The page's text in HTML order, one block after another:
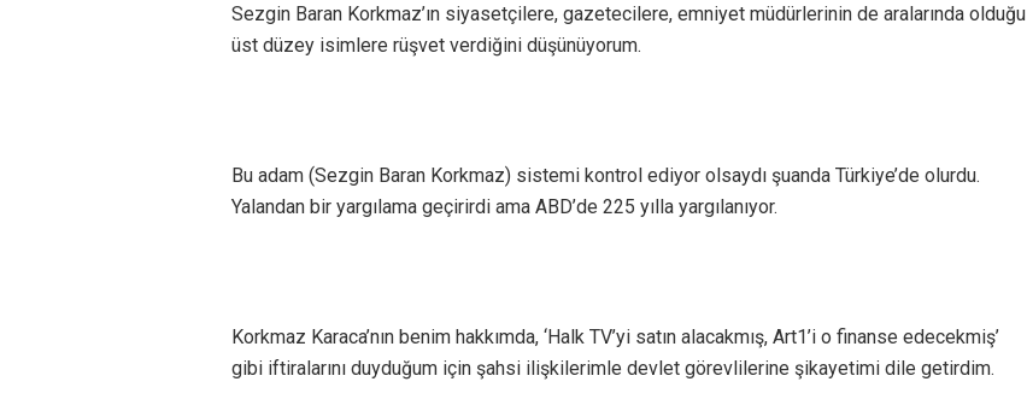
Sezgin Baran Korkmaz’ın siyasetçilere, gazetecilere, emniyet müdürlerinin de aralarında olduğu
üst düzey isimlere rüşvet verdiğini düşünüyorum.
Bu adam (Sezgin Baran Korkmaz) sistemi kontrol ediyor olsaydı şuanda Türkiye’de olurdu.
Yalandan bir yargılama geçirirdi ama ABD’de 225 yılla yargılanıyor.
Korkmaz Karaca’nın benim hakkımda, ‘Halk TV’yi satın alacakmış, Art1’i o finanse edecekmiş’
gibi iftiralarını duyduğum için şahsi ilişkilerimle devlet görevlilerine şikayetimi dile getirdim.